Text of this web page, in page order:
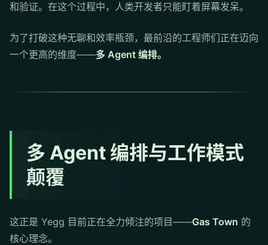
和验证。在这个过程中，人类开发者只能盯着屏幕发呆。
为了打破这种无聊和效率瓶颈，最前沿的工程师们正在迈向
一个更高的维度——多 Agent 编排。
多 Agent 编排与工作模式
颠覆
这正是 Yegg 目前正在全力倾注的项目——Gas Town 的
核心理念。